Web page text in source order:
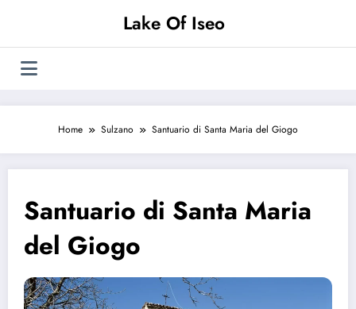
Lake Of Iseo
Home Sulzano Santuario di Santa Maria del Giogo
Santuario di Santa Maria
del Giogo